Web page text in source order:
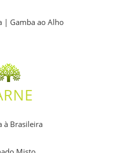
| Gamba ao Alho
à Brasileira